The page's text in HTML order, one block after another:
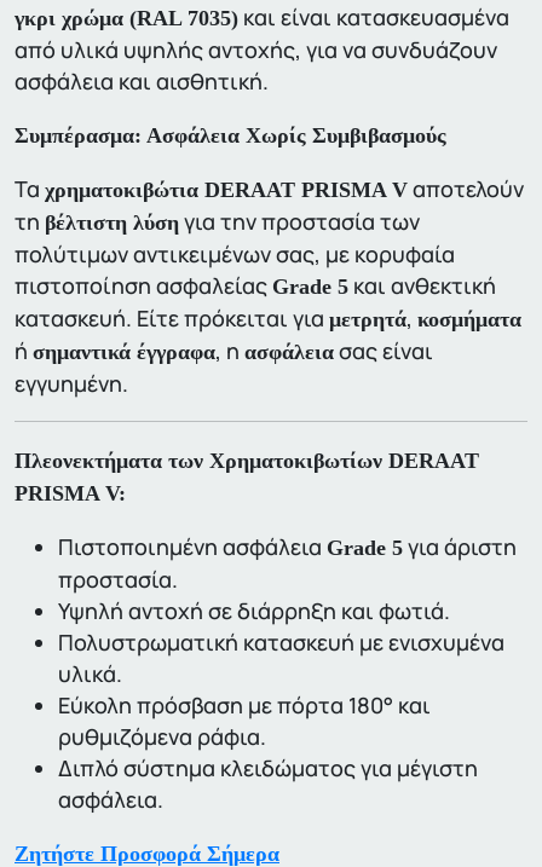
γκρι χρώμα (RAL 7035) και είναι κατασκευασμένα
από υλικά υψηλής αντοχής, για να συνδυάζουν
ασφάλεια και αισθητική.
Συμπέρασμα: Ασφάλεια Χωρίς Συμβιβασμούς
Τα χρηματοκιβώτια DERAAT PRISMA V αποτελούν
τη βέλτιστη λύση για την προστασία των
πολύτιμων αντικειμένων σας, με κορυφαία
πιστοποίηση ασφαλείας Grade 5 και ανθεκτική
κατασκευή. Είτε πρόκειται για μετρητά, κοσμήματα
ή σημαντικά έγγραφα, η ασφάλεια σας είναι
εγγυημένη.
Πλεονεκτήματα των Χρηματοκιβωτίων DERAAT
PRISMA V:
Πιστοποιημένη ασφάλεια Grade 5 για άριστη
προστασία.
Υψηλή αντοχή σε διάρρηξη και φωτιά.
Πολυστρωματική κατασκευή με ενισχυμένα
υλικά.
Εύκολη πρόσβαση με πόρτα 180° και
ρυθμιζόμενα ράφια.
Διπλό σύστημα κλειδώματος για μέγιστη
ασφάλεια.
Ζητήστε Προσφορά Σήμερα